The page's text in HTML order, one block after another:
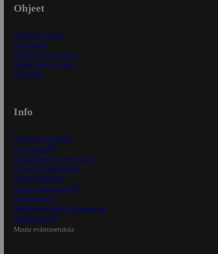
Ohjeet
Ensitilaajan ohjeet
Näin maksat
Näin tilaat ja muokkaat
Kaikki ohjeet ja vinkit
In English
Info
S-Business yrityksille
Oiva-raportit
Osuuskauppojen yhteystiedot
Tilaus- ja toimitusehdot
Tietosuojakäytäntö
Palvelun käyttöehdot
Saavutettavuus
Mobiilisovelluksen saavutettavuus
Mainostajalle
Muuta evästeasetuksia